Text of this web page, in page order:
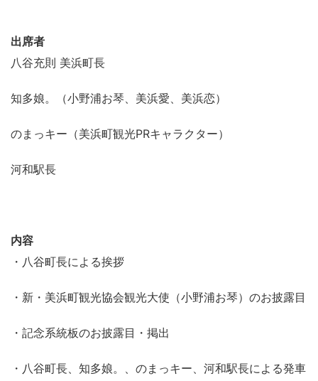
出席者
八谷充則 美浜町長
知多娘。（小野浦お琴、美浜愛、美浜恋）
のまっキー（美浜町観光PRキャラクター）
河和駅長
内容
・八谷町長による挨拶
・新・美浜町観光協会観光大使（小野浦お琴）のお披露目
・記念系統板のお披露目・掲出
・八谷町長、知多娘。、のまっキー、河和駅長による発車